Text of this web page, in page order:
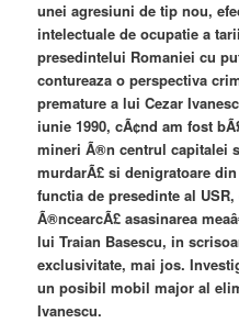
unei agresiuni de tip nou,
intelectuale de ocupatie a
presedintelui Romaniei cu
contureaza o perspectiva
premature a lui Cezar
iunie 1990, cÃ¢nd am fost
mineri Ã®n centrul capitalei
murdarÃ£ si denigratoare
functia de presedinte al
Ã®ncearcÃ£ asasinarea
lui Traian Basescu, in
exclusivitate, mai jos.
un posibil mobil major al
Ivanescu.